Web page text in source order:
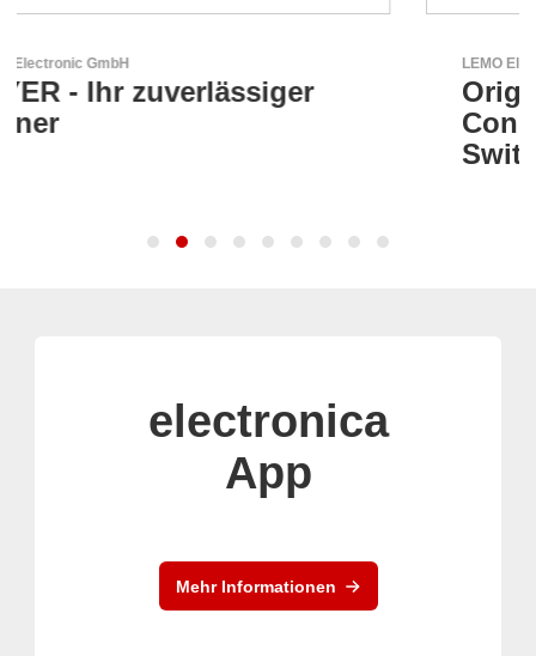
LEMO Elektronik GmbH
Original Push-Pull-
electronica
App
Mehr Informationen